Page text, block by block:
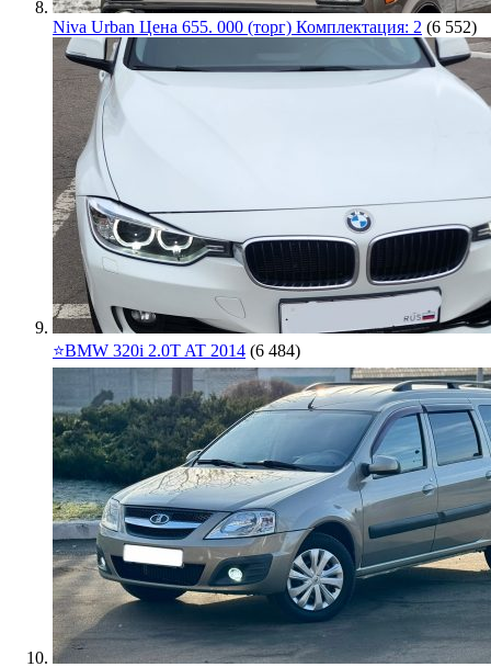
Niva Urban Цена 655. 000 (торг) Комплектация: 2 (6 552)
⭐️BMW 320i 2.0T AT 2014 (6 484)